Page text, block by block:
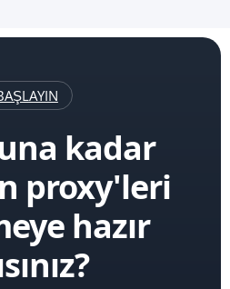
kadar
proxy'leri
hazır